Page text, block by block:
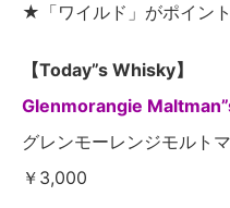
★「ワイルド」がポイント
【Today”s Whisky】
Glenmorangie
グレンモーレンジモルト
￥3,000